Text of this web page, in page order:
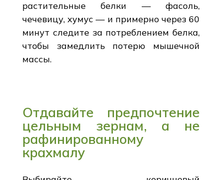
растительные белки — фасоль,
чечевицу, хумус — и примерно через 60
минут следите за потреблением белка,
чтобы замедлить потерю мышечной
массы.
Отдавайте предпочтение
цельным зернам, а не
рафинированному
крахмалу